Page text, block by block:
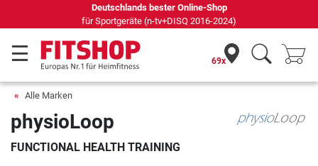
Deutschlands bester Online-Shop
für Sportgeräte (n-tv+DISQ 2016-2024)
69x
Alle Marken
physioLoop
FUNCTIONAL HEALTH TRAINING